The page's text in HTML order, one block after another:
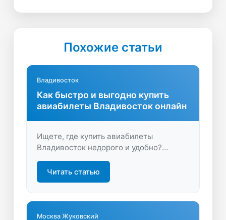
Похожие статьи
Владивосток
Как быстро и выгодно купить
авиабилеты Владивосток онлайн
Ищете, где купить авиабилеты
Владивосток недорого и удобно?
предложения и планируйте
путешествие выгодно. Удобный поиск,
доступно уже сейчас.
Читать статью
Москва Жуковский